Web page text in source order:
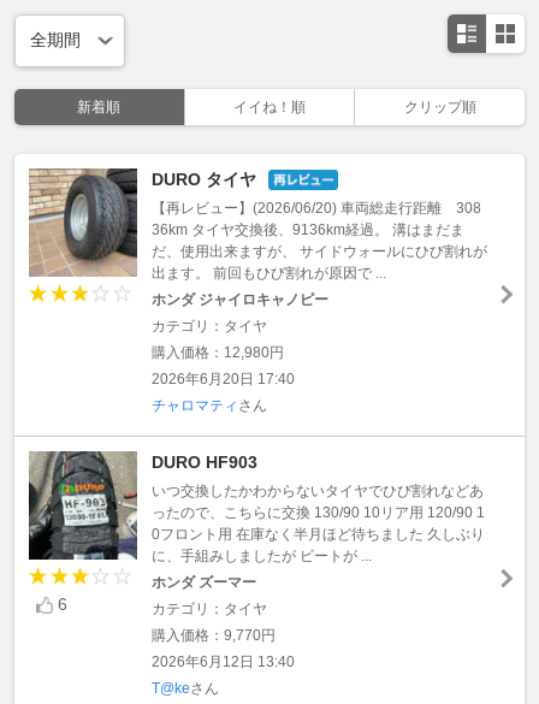
新着順 イイね！順 クリップ順
DURO タイヤ
【再レビュー】(2026/06/20) 車両総走行距離 308
36km タイヤ交換後、9136km経過。 溝はまだま
だ、使用出来ますが、 サイドウォールにひび割れが
出ます。 前回もひび割れが原因で ...
ホンダ ジャイロキャノピー
カテゴリ：タイヤ
購入価格：12,980円
2026年6月20日 17:40
チャロマティ さん
6
DURO HF903
いつ交換したかわからないタイヤでひび割れなどあ
ったので、こちらに交換 130/90 10リア用 120/90 1
0フロント用 在庫なく半月ほど待ちました 久しぶり
に、手組みしましたが ビートが ...
ホンダ ズーマー
カテゴリ：タイヤ
購入価格：9,770円
2026年6月12日 13:40
T@keさん